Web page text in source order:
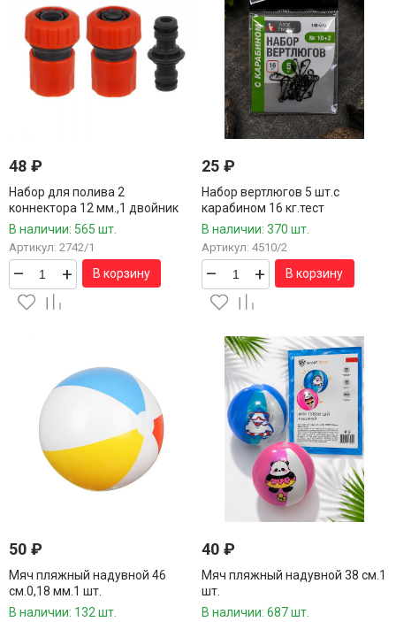
48 ₽
Набор для полива 2
коннектора 12 мм.,1 двойник
В наличии: 565 шт.
Артикул: 2742/1
– + В корзину
25₽
Набор вертлюгов 5 шт.с
карабином 16 кг.тест
В наличии: 370 шт.
Артикул: 4510/2
– + В корзину
50 ₽
Мяч пляжный надувной 46
см.0,18 мм.1 шт.
В наличии: 132 шт.
40₽
Мяч пляжный надувной 38 см.1
шт.
В наличии: 687 шт.